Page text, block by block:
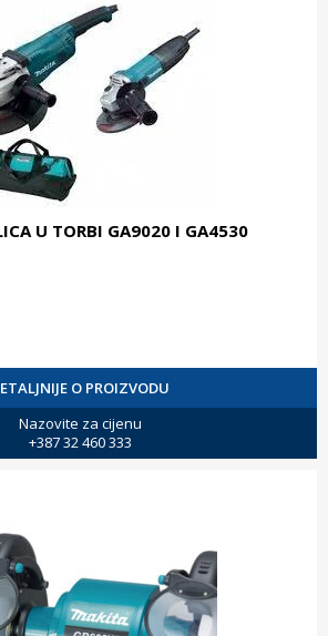
U TORBI GA9020 I GA4530
O PROIZVODU
Nazovite za cijenu
+387 32 460 333